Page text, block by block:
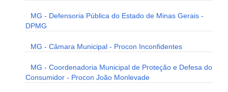
MG - Defensoria Pública do Estado de Minas Gerais -
DPMG
MG - Câmara Municipal - Procon Inconfidentes
MG - Coordenadoria Municipal de Proteção e Defesa do
Consumidor - Procon João Monlevade